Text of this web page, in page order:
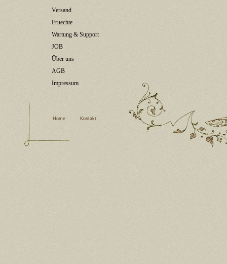
Versand
Fruechte
Wartung & Support
JOB
Über uns
AGB
Impressum
Home Kontakt